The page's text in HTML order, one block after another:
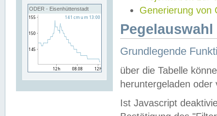
ODER - Eisenhüttenstadt
Generierung von
Grundlegende
über die Tabelle
heruntergeladen oder
Ist Javascript